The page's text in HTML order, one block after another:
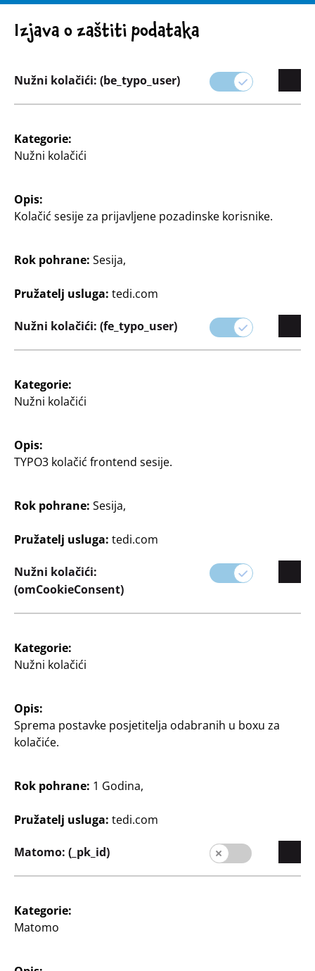
Istaknuto
Torba
Istaknuto
Torba
Modni dodatci
Dajte svom izgledu nešto sigurno s elegantnim
Naša raznolika kolekcija nudi sve od nakita i satova
Bilo da tražite funkcionalan predmet ili jednostavno
želite začiniti svoju odjeću, naši dodaci spajaju modu
s funkcionalnošću po pristupačnim cijenama.
Izjava o zaštiti podataka
Nužni kolačići: (be_typo_user)
Kategorie:
Nužni kolačići
Opis:
Kolačić sesije za prijavljene pozadinske korisnike.
Rok pohrane: Sesija,
Pružatelj usluga: tedi.com
Nužni kolačići: (fe_typo_user)
Kategorie:
Nužni kolačići
Opis:
TYPO3 kolačić frontend sesije.
Rok pohrane: Sesija,
Pružatelj usluga: tedi.com
Nužni kolačići:
(omCookieConsent)
Kategorie:
Nužni kolačići
Opis:
Sprema postavke posjetitelja odabranih u boxu za
kolačiće.
Rok pohrane: 1 Godina,
Pružatelj usluga: tedi.com
Matomo: (_pk_id)
Kategorie:
Matomo